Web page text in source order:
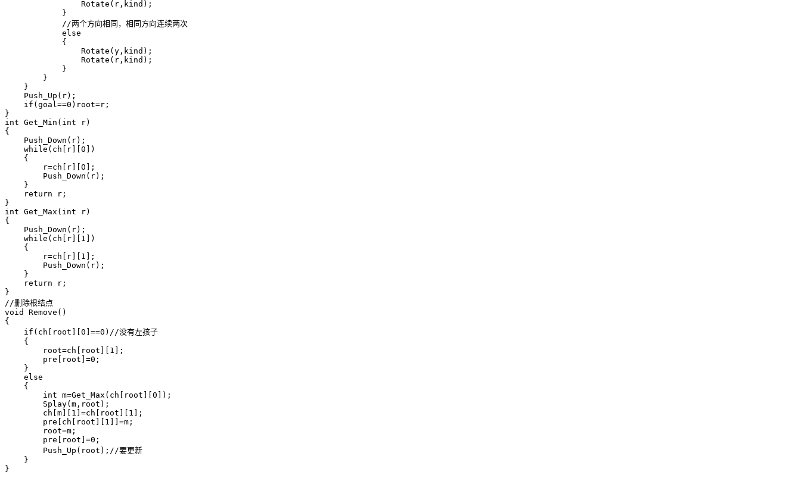
                Rotate(r,kind);
            }
            //两个方向相同，相同方向连续两次
            else
            {
                Rotate(y,kind);
                Rotate(r,kind);
            }
        }
    }
    Push_Up(r);
    if(goal==0)root=r;
}
int Get_Min(int r)
{
    Push_Down(r);
    while(ch[r][0])
    {
        r=ch[r][0];
        Push_Down(r);
    }
    return r;
}
int Get_Max(int r)
{
    Push_Down(r);
    while(ch[r][1])
    {
        r=ch[r][1];
        Push_Down(r);
    }
    return r;
}
//删除根结点
void Remove()
{
    if(ch[root][0]==0)//没有左孩子
    {
        root=ch[root][1];
        pre[root]=0;
    }
    else
    {
        int m=Get_Max(ch[root][0]);
        Splay(m,root);
        ch[m][1]=ch[root][1];
        pre[ch[root][1]]=m;
        root=m;
        pre[root]=0;
        Push_Up(root);//要更新
    }
}